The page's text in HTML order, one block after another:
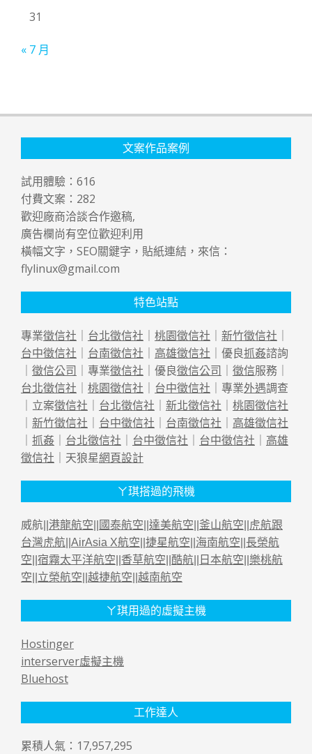
31
« 7 月
文案作品案例
試用體驗： 616
付費文案： 282
歡迎廠商洽談合作邀稿,
廣告欄尚有空位歡迎利用
橫幅文字，SEO關鍵字，貼紙連結，來信：
flylinux@gmail.com
特色站點
專業徵信社 ｜ 台北徵信社 ｜ 桃園徵信社 ｜ 新竹徵信社 ｜
台中徵信社 ｜ 台南徵信社 ｜ 高雄徵信社 ｜優良抓姦諮詢
｜ 徵信公司 ｜專業徵信社 ｜優良徵信公司 ｜ 徵信服務｜
台北徵信社 ｜ 桃園徵信社 ｜ 台中徵信社 ｜專業外遇調查
｜立案徵信社 ｜ 台北徵信社 ｜ 新北徵信社 ｜ 桃園徵信社
｜ 新竹徵信社 ｜ 台中徵信社 ｜ 台南徵信社 ｜ 高雄徵信社
｜ 抓姦 ｜ 台北徵信社 ｜ 台中徵信社 ｜ 台中徵信社 ｜ 高雄
徵信社 ｜天狼星網頁設計
ㄚ琪搭過的飛機
威航|| 港龍航空 國泰航空 達美航空 釜山航空
虎航跟
台灣虎航 AirAsia X航空 捷星航空 海南航空 長榮航
空 宿霧太平洋航空 香草航空 酷航 日本航空 樂桃航
空 立榮航空 越捷航空 越南航空
ㄚ琪用過的虛擬主機
Hostinger
interserver虛擬主機
Bluehost
工作達人
累積人氣：17,957,295